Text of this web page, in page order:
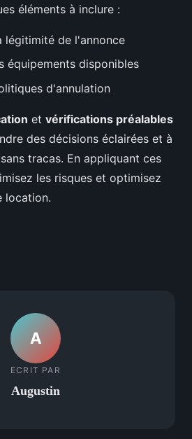
éléments à inclure :
légitimité de l'annonce
équipements disponibles
d'annulation
et vérifications préalables
des décisions éclairées et à
tracas. En appliquant ces
les risques et optimisez
location.
A
ECRIT PAR
Augustin